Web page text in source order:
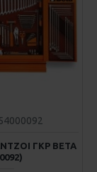
ΓΚΡ BETA